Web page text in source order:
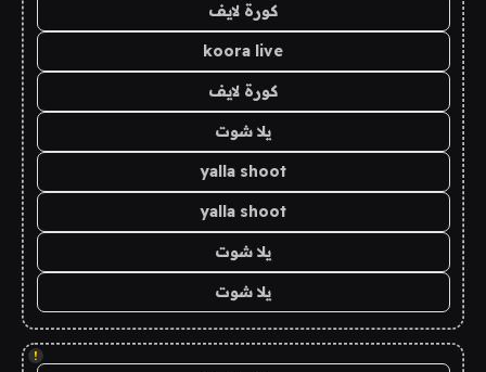
كورة لايف
koora live
كورة لايف
يلا شوت
yalla shoot
yalla shoot
يلا شوت
يلا شوت
!